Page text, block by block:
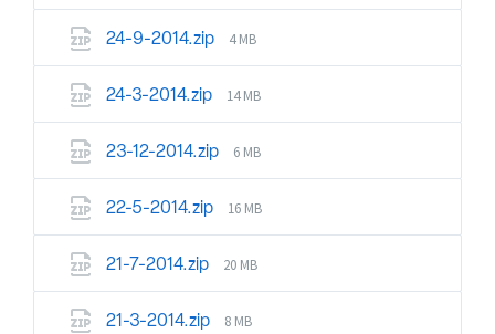
24-9-2014.zip 4 MB
24-3-2014.zip 14 MB
23-12-2014.zip 6 MB
22-5-2014.zip 16 MB
21-7-2014.zip 20 MB
21-3-2014.zip 8 MB